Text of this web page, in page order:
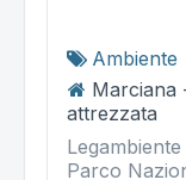
Ambiente
Marciana
attrezzata
Parco